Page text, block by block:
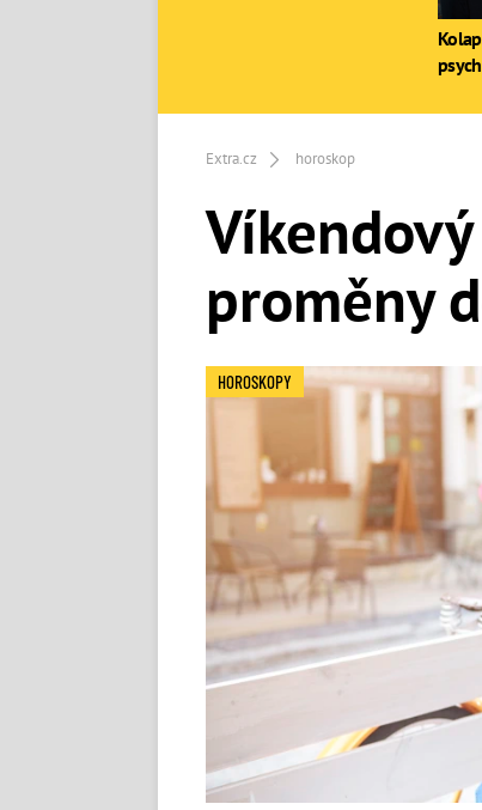
Extra.cz horoskop
proměny
HOROSKOPY